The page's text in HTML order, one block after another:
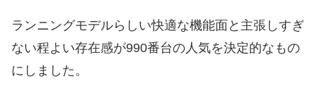
ランニングモデルらしい快適な機能面と主張しすぎ
ない程よい存在感が990番台の人気を決定的なもの
にしました。